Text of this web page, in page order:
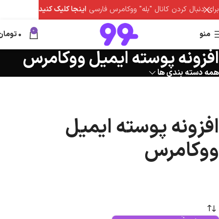
منو 0
0
افزونه پوسته ایمیل ووکامرس
همه دسته بندی ها
افزونه پوسته ایمیل
ووکامرس
برای دنبال کردن کانال "بله" ووکامرس فارسی اینجا کلیک کنید